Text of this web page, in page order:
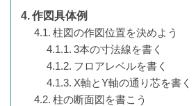
作図具体例
柱図の作図位置を決めよう
3本の寸法線を書く
フロアレベルを書く
X軸とY軸の通り芯を書く
柱の断面図を書こう